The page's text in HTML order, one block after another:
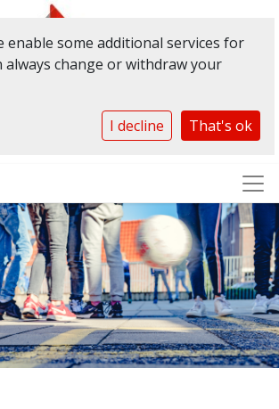
elkaar
enable some additional services for
always change or withdraw your
I decline That's ok